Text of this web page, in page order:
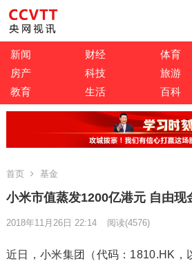
新闻 财经 体育
房产
科技 旅游
教育
生活 百科
首页 基金
小米市值蒸发1200亿港元 自由现
2018年11月26日 22:14 阅读(4576)
近日，小米集团（代码：1810.HK，